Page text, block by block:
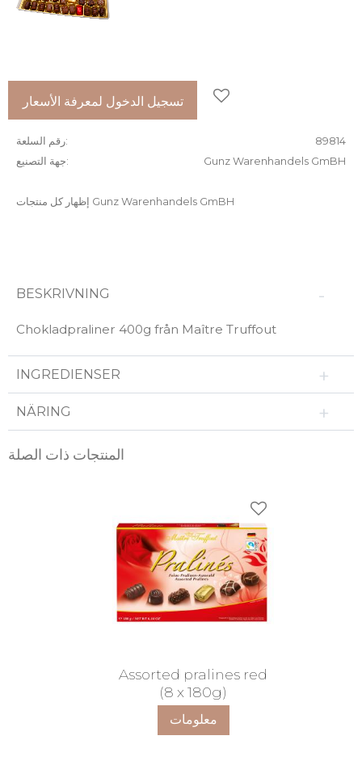
تسجيل الدخول لمعرفة الأسعار
رقم السلعة
89814
جهة التصنيع
Gunz Warenhandels GmBH
إظهار كل منتجات Gunz Warenhandels GmBH
BESKRIVNING
Chokladpraliner 400g från Maître Truffout
INGREDIENSER
NÄRING
المنتجات ذات الصلة
Assorted pralines red
(8 x 180g)
إلى المفضلات
معلومات